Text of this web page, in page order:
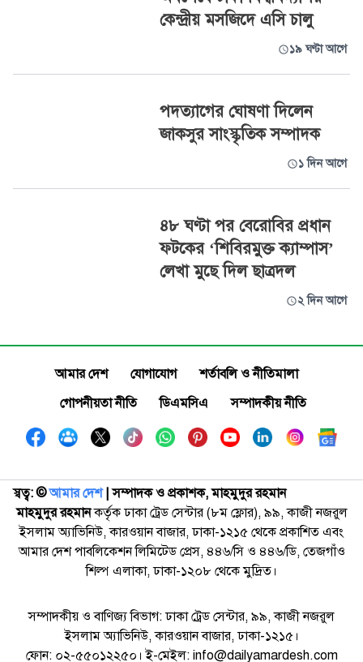
কেন্দ্রীয় মসজিদে এসি চালু
১৯ ঘণ্টা আগে
পদত্যাগের ঘোষণা দিলেন
জাকসুর সাংস্কৃতিক সম্পাদক
১ দিন আগে
৪৮ ঘণ্টা পর বেরোবির প্রধান
ফটকের ‘শিবিরমুক্ত ক্যাম্পাস’
লেখা মুছে দিল ছাত্রদল
২ দিন আগে
আমার দেশ যোগাযোগ
শর্তাবলি ও নীতিমালা
গোপনীয়তা নীতি
ডিএমসিএ সম্পাদকীয় নীতি
স্বত্ব: ©️আমার দেশ| সম্পাদক ও প্রকাশক, মাহমুদুর রহমান
মাহমুদুর রহমানকর্তৃক ঢাকা ট্রেড সেন্টার (৮ম ফ্লোর), ৯৯, কাজী নজরুল
ইসলাম অ্যাভিনিউ, কারওয়ান বাজার, ঢাকা-১২১৫ থেকে প্রকাশিত এবং
আমার দেশ পাবলিকেশন লিমিটেড প্রেস, ৪৪৬/সি ও ৪৪৬/ডি, তেজগাঁও
শিল্প এলাকা, ঢাকা-১২০৮ থেকে মুদ্রিত।
সম্পাদকীয় ও বাণিজ্য বিভাগ: ঢাকা ট্রেড সেন্টার, ৯৯, কাজী নজরুল
ইসলাম অ্যাভিনিউ, কারওয়ান বাজার, ঢাকা-১২১৫।
ফোন: ০২-৫৫০১২২৫০। ই-মেইল: info@dailyamardesh.com